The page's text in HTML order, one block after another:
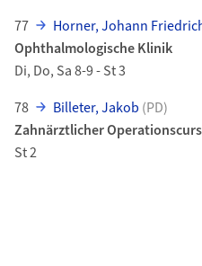
77
Horner, Johann
Ophthalmologische Klinik
Di, Do, Sa 8-9 - St 3
78
Billeter, Jakob (PD)
Zahnärztlicher Operationscurs
St 2